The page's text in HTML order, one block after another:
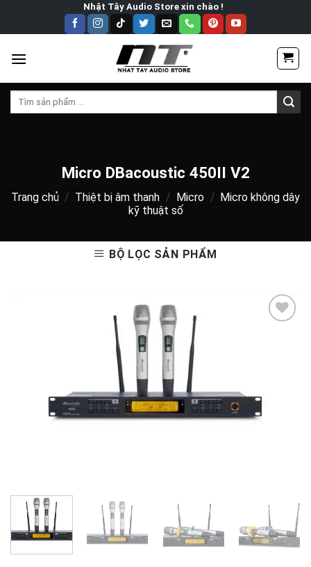
Nhật Tây Audio Store xin chào !
Tìm
Micro DBacoustic 450II V2
Trang chủ / Thiệt bị âm thanh / Micro /
Micro không dây
kỹ thuật số
BỘ LỌC SẢN PHẨM